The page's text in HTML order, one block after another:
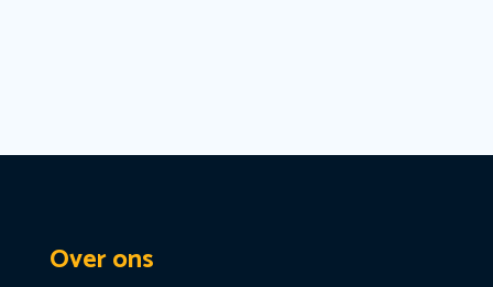
Over ons